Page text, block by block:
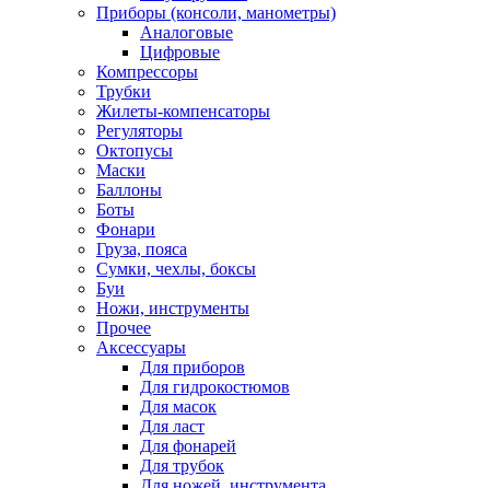
Приборы (консоли, манометры)
Аналоговые
Цифровые
Компрессоры
Трубки
Жилеты-компенсаторы
Регуляторы
Октопусы
Маски
Баллоны
Боты
Фонари
Груза, пояса
Сумки, чехлы, боксы
Буи
Ножи, инструменты
Прочее
Аксессуары
Для приборов
Для гидрокостюмов
Для масок
Для ласт
Для фонарей
Для трубок